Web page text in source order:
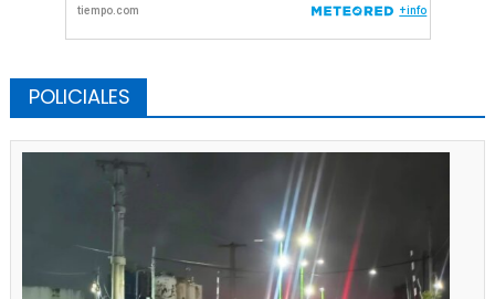
POLICIALES